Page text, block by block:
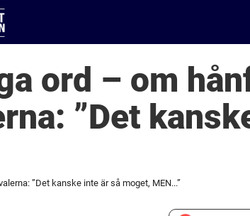
ord – om
”Det
”Det kanske inte är så moget, MEN...”